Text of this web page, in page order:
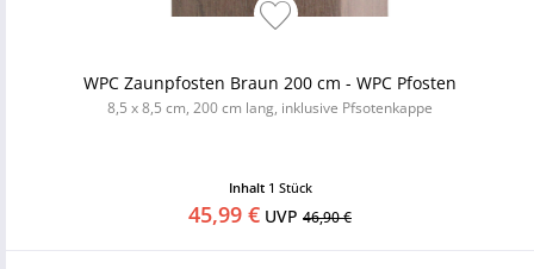
WPC Zaunpfosten Braun 200 cm - WPC Pfosten
8,5 x 8,5 cm, 200 cm lang, inklusive Pfsotenkappe
Inhalt 1 Stück
45,99 € UVP 46,90 €